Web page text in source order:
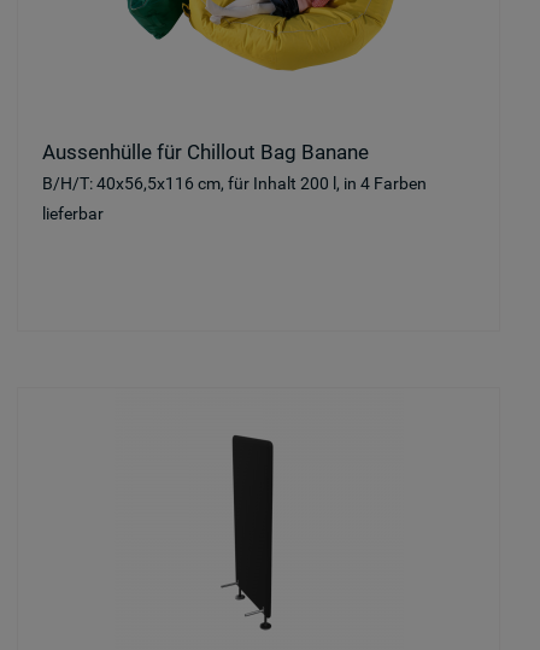
Aussenhülle für Chillout Bag Banane
B/H/T: 40x56,5x116 cm, für Inhalt 200 l, in 4 Farben
lieferbar